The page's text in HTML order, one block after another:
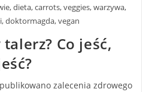
dieta, carrots, veggies, warzywa,
doktormagda, vegan
Co jeść,
zalecenia zdrowego